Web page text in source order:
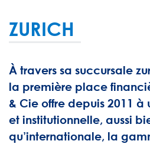
ZURICH
À travers sa succursale
la première place
& Cie offre depuis 2011
et institutionnelle, aussi
qu’internationale, la